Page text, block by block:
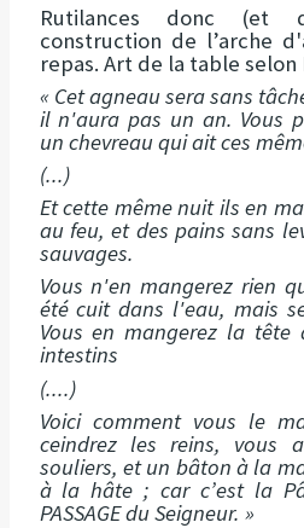
Rutilances donc (et
construction de l’arche
repas. Art de la table selon
« Cet agneau sera sans
il n'aura pas un an. Vous
un chevreau qui ait ces
(...)
Et cette même nuit ils en
au feu, et des pains sans
sauvages.
Vous n'en mangerez rien
été cuit dans l'eau, mais
Vous en mangerez la tête
intestins
(....)
Voici comment vous le
ceindrez les reins, vous
souliers, et un bâton à la
à la hâte ; car c’est la
PASSAGE du Seigneur. »